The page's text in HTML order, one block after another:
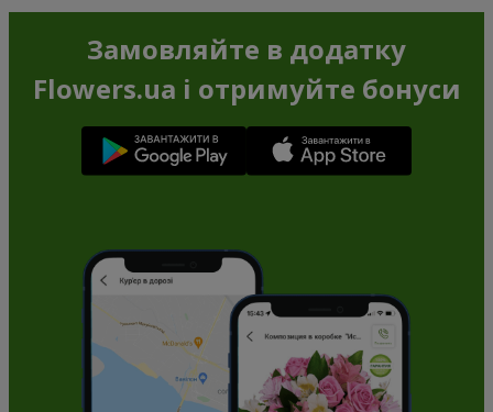
Замовляйте в додатку
Flowers.ua і отримуйте бонуси